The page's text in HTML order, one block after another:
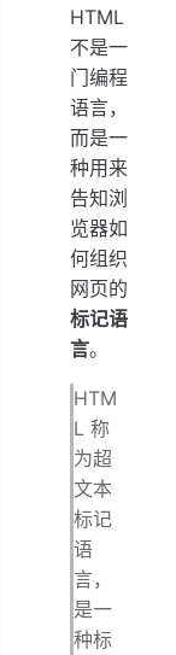
HTML
不是一
门编程
语言，
而是一
种用来
告知浏
览器如
何组织
网页的
标记语
言。
HTM
L 称
为超
文本
标记
语
言，
是一
种标